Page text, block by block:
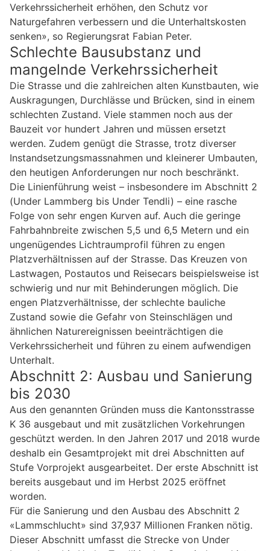
Verkehrssicherheit erhöhen, den Schutz vor
Naturgefahren verbessern und die Unterhaltskosten
senken», so Regierungsrat Fabian Peter.
Schlechte Bausubstanz und
mangelnde Verkehrssicherheit
Die Strasse und die zahlreichen alten Kunstbauten, wie
Auskragungen, Durchlässe und Brücken, sind in einem
schlechten Zustand. Viele stammen noch aus der
Bauzeit vor hundert Jahren und müssen ersetzt
werden. Zudem genügt die Strasse, trotz diverser
Instandsetzungsmassnahmen und kleinerer Umbauten,
den heutigen Anforderungen nur noch beschränkt.
Die Linienführung weist – insbesondere im Abschnitt 2
(Under Lammberg bis Under Tendli) – eine rasche
Folge von sehr engen Kurven auf. Auch die geringe
Fahrbahnbreite zwischen 5,5 und 6,5 Metern und ein
ungenügendes Lichtraumprofil führen zu engen
Platzverhältnissen auf der Strasse. Das Kreuzen von
Lastwagen, Postautos und Reisecars beispielsweise ist
schwierig und nur mit Behinderungen möglich. Die
engen Platzverhältnisse, der schlechte bauliche
Zustand sowie die Gefahr von Steinschlägen und
ähnlichen Naturereignissen beeinträchtigen die
Verkehrssicherheit und führen zu einem aufwendigen
Unterhalt.
Abschnitt 2: Ausbau und Sanierung
bis 2030
Aus den genannten Gründen muss die Kantonsstrasse
K 36 ausgebaut und mit zusätzlichen Vorkehrungen
geschützt werden. In den Jahren 2017 und 2018 wurde
deshalb ein Gesamtprojekt mit drei Abschnitten auf
Stufe Vorprojekt ausgearbeitet. Der erste Abschnitt ist
bereits ausgebaut und im Herbst 2025 eröffnet
worden.
Für die Sanierung und den Ausbau des Abschnitt 2
«Lammschlucht» sind 37,937 Millionen Franken nötig.
Dieser Abschnitt umfasst die Strecke von Under